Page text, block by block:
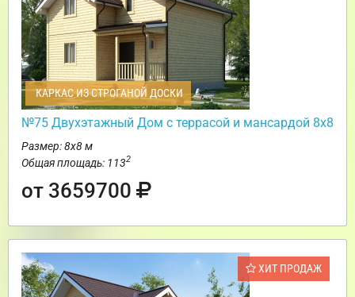
КАРКАС ИЗ СТРОГАНОЙ ДОСКИ
№75 Двухэтажный Дом с террасой и мансардой 8х8
Размер: 8х8 м
Общая площадь: 1132
от 3659700
ХИТ ПРОДАЖ